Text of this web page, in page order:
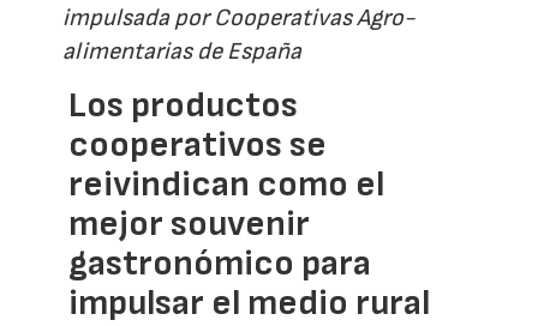
impulsada por Cooperativas Agro-
alimentarias de España
Los productos
cooperativos se
reivindican como el
mejor souvenir
gastronómico para
impulsar el medio rural